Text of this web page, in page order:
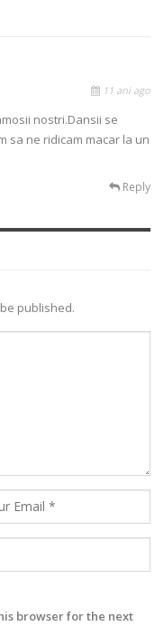
11 ani ago
nostri.Dansii se
sa ne ridicam macar la un
Reply
published.
browser for the next